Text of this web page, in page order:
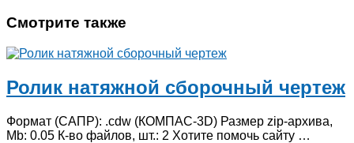
Смотрите также
Ролик натяжной сборочный чертеж
Формат (САПР): .cdw (КОМПАС-3D) Размер zip-архива,
Mb: 0.05 К-во файлов, шт.: 2 Хотите помочь сайту …